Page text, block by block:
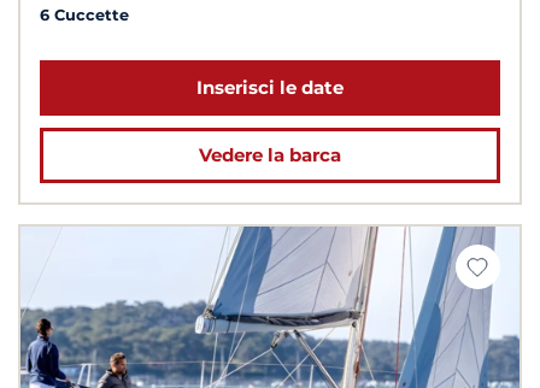
6 Cuccette
Inserisci le date
Vedere la barca